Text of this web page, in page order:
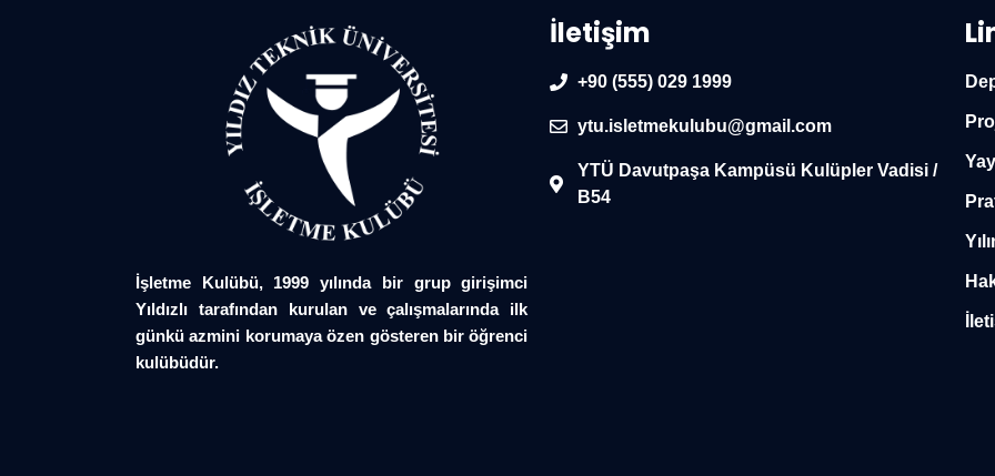
İşletme Kulübü, 1999 yılında bir grup girişimci
Yıldızlı tarafından kurulan ve çalışmalarında ilk
günkü azmini korumaya özen gösteren bir öğrenci
kulübüdür.
İletişim
+90 (555) 029 1999
ytu.isletmekulubu@gmail.com
YTÜ Davutpaşa Kampüsü Kulüpler Vadisi /
B54